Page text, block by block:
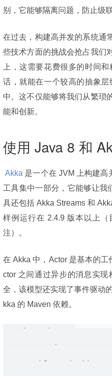
别，它能够隔离问题，防止级
在过去，构建高并发的系统通
些技术方面的挑战会抢占我们
上，这需要花费很多的时间
话，就能在一个较高的抽象
中。这不仅能够将我们从繁琐
能和创新。
使用 Java 8 和
Akka 是一个在 JVM 上构建高
工具集中一部分，它能够让我
具还包括 Akka Streams 和
样例运行在 2.4.9 版本以上
注）。
在 Akka 中，Actor 是基本的
ctor 之间通过异步的消息实
全，该模型还实现了事件驱动
kka 的 Maven 依赖。
<artifactId>akka-